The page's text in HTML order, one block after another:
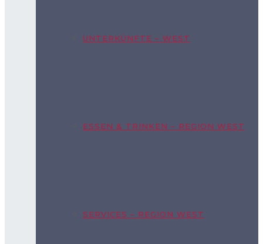
UNTERKÜNFTE – WEST
ESSEN & TRINKEN – REGION WEST
SERVICES – REGION WEST